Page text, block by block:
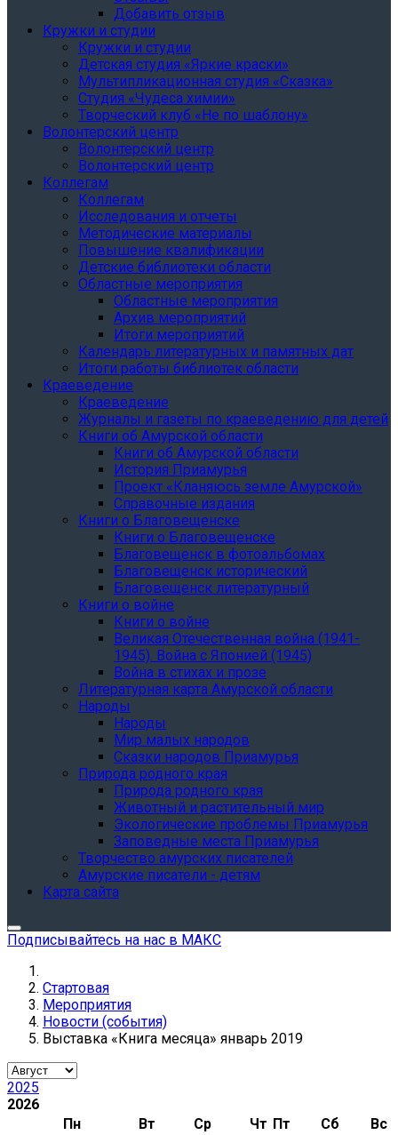
Добавить отзыв
Кружки и студии
Кружки и студии
Детская студия «Яркие краски»
Мультипликационная студия «Сказка»
Студия «Чудеса химии»
Творческий клуб «Не по шаблону»
Волонтерский центр
Волонтерский центр
Волонтерский центр
Коллегам
Коллегам
Исследования и отчеты
Методические материалы
Повышение квалификации
Детские библиотеки области
Областные мероприятия
Областные мероприятия
Архив мероприятий
Итоги мероприятий
Календарь литературных и памятных дат
Итоги работы библиотек области
Краеведение
Краеведение
Журналы и газеты по краеведению для детей
Книги об Амурской области
Книги об Амурской области
История Приамурья
Проект «Кланяюсь земле Амурской»
Справочные издания
Книги о Благовещенске
Книги о Благовещенске
Благовещенск в фотоальбомах
Благовещенск исторический
Благовещенск литературный
Книги о войне
Книги о войне
Великая Отечественная война (1941-
1945). Война с Японией (1945)
Война в стихах и прозе
Литературная карта Амурской области
Народы
Народы
Мир малых народов
Сказки народов Приамурья
Природа родного края
Природа родного края
Животный и растительный мир
Экологические проблемы Приамурья
Заповедные места Приамурья
Творчество амурских писателей
Амурские писатели - детям
Карта сайта
Подписывайтесь на нас в МАКС
Стартовая
Мероприятия
Новости (события)
Выставка «Книга месяца» январь 2019
2025
2026
Пн
Вт Ср Чт Пт Сб
Вс